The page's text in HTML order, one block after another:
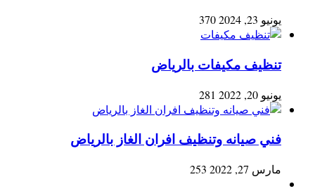
يونيو 23, 2024 370
تنظيف مكيفات بالرياض
يونيو 20, 2022 281
فني صيانه وتنظيف افران الغاز بالرياض
مارس 27, 2022 253